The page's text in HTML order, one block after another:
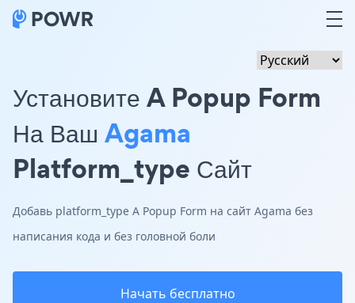
Установите A Popup Form
На Ваш Agama
Platform_type Сайт
Добавь platform_type A Popup Form на сайт Agama без
написания кода и без головной боли
Начать бесплатно